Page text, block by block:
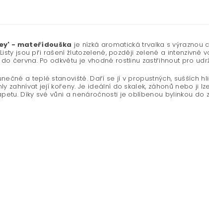
- mateřídouška je nízká aromatická trvalka s výraznou
jsou při rašení žlutozelené, později zelené a intenzivně
června. Po odkvětu je vhodné rostlinu zastřihnout pro
a teplé stanoviště. Daří se jí v propustných, sušších
zahnívat její kořeny. Je ideální do skalek, záhonů nebo ji
Díky své vůni a nenáročnosti je oblíbenou bylinkou do